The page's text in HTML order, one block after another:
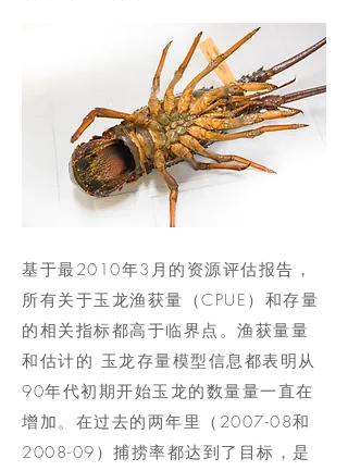
基于最2010年3月的资源评估报告，
所有关于玉龙渔获量（CPUE）和存量
的相关指标都高于临界点。渔获量量
和估计的 玉龙存量模型信息都表明从
90年代初期开始玉龙的数量量一直在
增加。在过去的两年里（2007-08和
2008-09）捕捞率都达到了目标，是